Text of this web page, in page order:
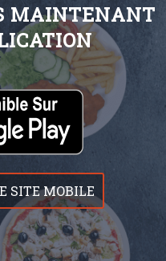
MAINTENANT
SITE MOBILE